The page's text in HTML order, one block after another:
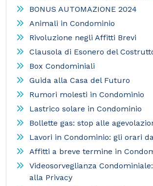
BONUS AUTOMAZIONE 2024
Animali in Condominio
Rivoluzione negli Affitti Brevi
Clausola di Esonero del
Box Condominiali
Guida alla Casa del Futuro
Rumori molesti in Condominio
Lastrico solare in Condominio
Bollette gas: stop alle
Lavori in Condominio: gli orari
Affitti a breve termine in
Videosorveglianza
alla Privacy